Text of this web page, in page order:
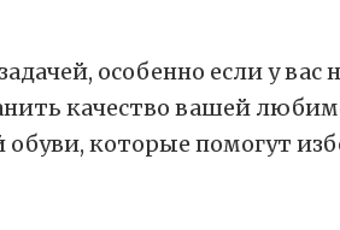
особенно если у
качество вашей
которые помогут